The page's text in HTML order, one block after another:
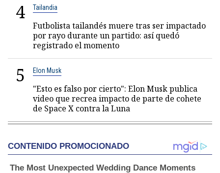
4 Tailandia
Futbolista tailandés muere tras ser impactado
por rayo durante un partido: así quedó
registrado el momento
5 Elon Musk
"Esto es falso por cierto": Elon Musk publica
video que recrea impacto de parte de cohete
de Space X contra la Luna